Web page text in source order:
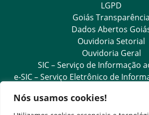
Nós usamos cookies!
LGPD
Goiás Transparência
Dados Abertos
Ouvidoria Setorial
Ouvidoria Geral
SIC – Serviço de Informação
e-SIC – Serviço Eletrônico de
Acesso às Informações das
e Sociedade Civil
Ouvidoria Setorial